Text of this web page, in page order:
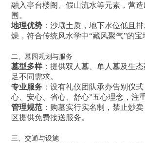
融入亭台楼阁、假山流水等元素，营
围。
地理优势 ：沙壤土质，地下水位低且
燥，符合传统风水学中“藏风聚气”的宝
二、墓园规划与服务
墓型多样：提供双人墓、单人墓及生
足不同需求。
专业服务 ：设有礼仪团队承办告别仪
心、安心、省心、舒心”五心理念，注
管理规范：购墓实行实名制，禁止炒
区提供免费接送服务。
三、交通与设施